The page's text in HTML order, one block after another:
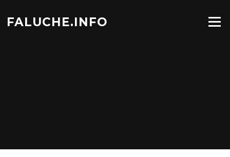
contenu
FALUCHE.INFO Menu